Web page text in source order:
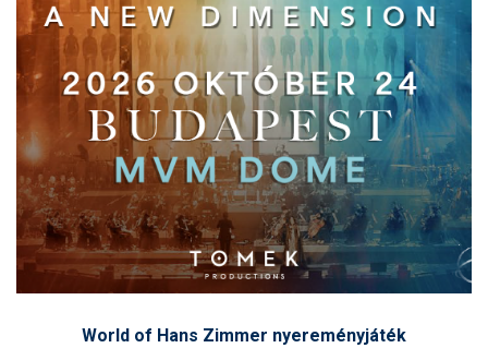
World of Hans Zimmer nyereményjáték